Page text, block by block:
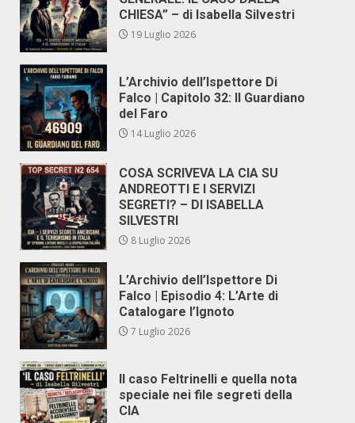
CHIESA” – di Isabella Silvestri
19 Luglio 2026
L’Archivio dell’Ispettore Di
Falco | Capitolo 32: Il Guardiano
del Faro
14 Luglio 2026
COSA SCRIVEVA LA CIA SU
ANDREOTTI E I SERVIZI
SEGRETI? – DI ISABELLA
SILVESTRI
8 Luglio 2026
L’Archivio dell’Ispettore Di
Falco | Episodio 4: L’Arte di
Catalogare l’Ignoto
7 Luglio 2026
Il caso Feltrinelli e quella nota
speciale nei file segreti della
CIA